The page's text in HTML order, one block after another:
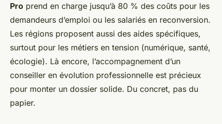
Pro prend en charge jusqu’à 80 % des coûts pour les
demandeurs d’emploi ou les salariés en reconversion.
Les régions proposent aussi des aides spécifiques,
surtout pour les métiers en tension (numérique, santé,
écologie). Là encore, l’accompagnement d’un
conseiller en évolution professionnelle est précieux
pour monter un dossier solide. Du concret, pas du
papier.